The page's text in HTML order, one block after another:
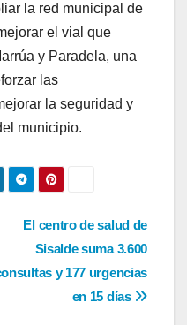
la red municipal de
el vial que
y Paradela, una
las
la seguridad y
municipio.
El centro de salud de
Sisalde suma 3.600
y 177 urgencias
en 15 días